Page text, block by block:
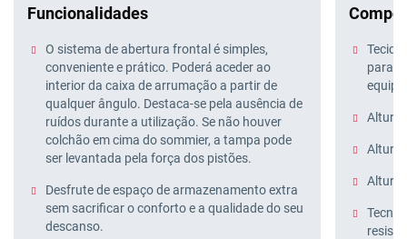
Funcionalidades
O sistema de abertura frontal é simples,
conveniente e prático. Poderá aceder ao
interior da caixa de arrumação a partir de
qualquer ângulo. Destaca-se pela ausência de
ruídos durante a utilização. Se não houver
colchão em cima do sommier, a tampa pode
ser levantada pela força dos pistões.
Desfrute de espaço de armazenamento extra
sem sacrificar o conforto e a qualidade do seu
descanso.
Tecido
para
Altura
Altura
Altura